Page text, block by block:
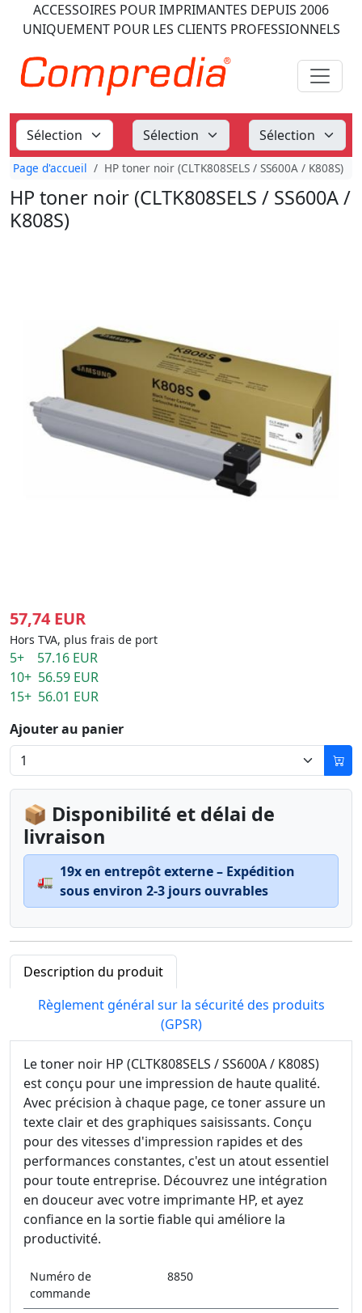
ACCESSOIRES POUR IMPRIMANTES DEPUIS 2006
UNIQUEMENT POUR LES CLIENTS PROFESSIONNELS
Page d'accueil HP toner noir (CLTK808SELS / SS600A / K808S)
HP toner noir (CLTK808SELS / SS600A /
K808S)
57,74 EUR
Hors TVA, plus frais de port
5+ 57.16 EUR
10+ 56.59 EUR
15+ 56.01 EUR
Ajouter au panier
📦 Disponibilité et délai de
livraison
🚛
19x en entrepôt externe – Expédition
sous environ 2-3 jours ouvrables
Description du produit
Règlement général sur la sécurité des produits
(GPSR)
Le toner noir HP (CLTK808SELS / SS600A / K808S)
est conçu pour une impression de haute qualité.
Avec précision à chaque page, ce toner assure un
texte clair et des graphiques saisissants. Conçu
pour des vitesses d'impression rapides et des
performances constantes, c'est un atout essentiel
pour toute entreprise. Découvrez une intégration
en douceur avec votre imprimante HP, et ayez
confiance en la sortie fiable qui améliore la
productivité.
Numéro de
commande
8850